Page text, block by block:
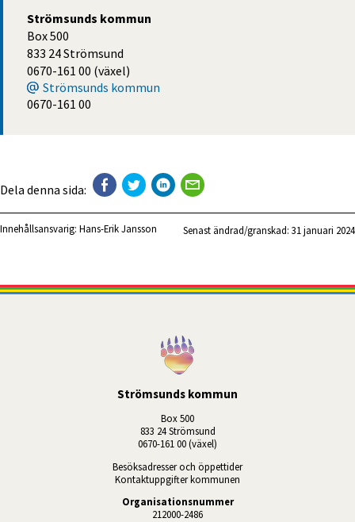
Strömsunds kommun
Box 500
833 24 Strömsund
0670-161 00 (växel)
Strömsunds kommun
0670-161 00
Dela denna sida:
Innehållsansvarig: Hans-Erik Jansson Senast ändrad/granskad: 31 januari 2024
Strömsunds kommun
Box 500
833 24 Strömsund
0670-161 00 (växel)
Besöksadresser och öppettider
Kontaktuppgifter kommunen
Organisationsnummer
212000-2486